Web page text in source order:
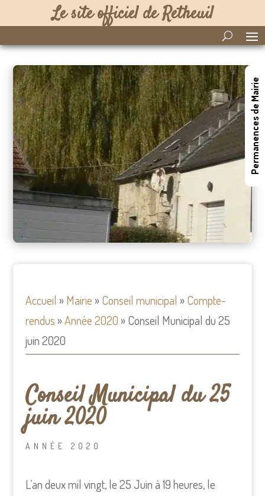
Le site officiel de Retheuil
Permanences de Mairie
Accueil »Mairie »Conseil municipal »Compte-
rendus »Année 2020 »Conseil Municipal du 25
juin 2020
Conseil Municipal du 25
juin 2020
ANNÉE 2020
L’an deux mil vingt, le 25 Juin à 19 heures, le